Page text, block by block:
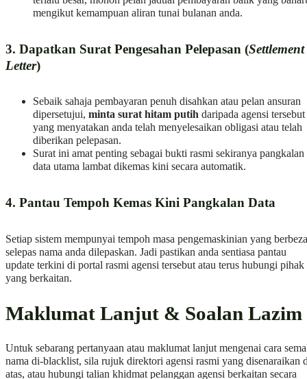
mengikut kemampuan aliran tunai bulanan anda.
3. Dapatkan Surat Pengesahan Pelepasan (Settlement
Letter)
Sebaik sahaja pembayaran penuh disahkan atau pelan ansuran
dipersetujui, minta surat hitam putih daripada agensi tersebut
yang menyatakan anda telah menyelesaikan obligasi atau telah
diberikan pelepasan.
Surat ini amat penting sebagai bukti rasmi sekiranya pangkalan
data utama lambat dikemas kini secara automatik.
4. Pantau Tempoh Kemas Kini Pangkalan Data
Setiap sistem mempunyai tempoh masa pengemaskinian yang berbeza
selepas nama anda dilepaskan. Jadi pastikan anda sentiasa pantau
update terkini di portal rasmi agensi tersebut atau terus hubungi pihak
yang berkaitan.
Maklumat Lanjut & Soalan Lazim
Untuk sebarang pertanyaan atau maklumat lanjut mengenai cara
nama di-blacklist, sila rujuk direktori agensi rasmi yang disenaraikan
atas, atau hubungi talian khidmat pelanggan agensi berkaitan secara